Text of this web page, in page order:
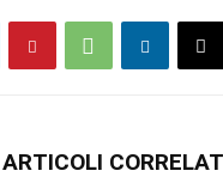
ARTICOLI